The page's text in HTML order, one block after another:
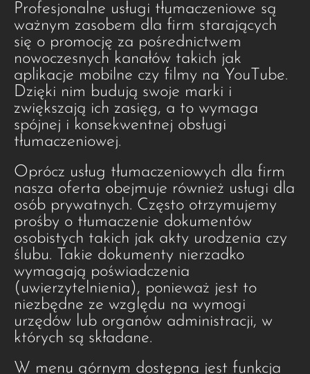
Profesjonalne usługi tłumaczeniowe są
ważnym zasobem dla firm starających
się o promocję za pośrednictwem
nowoczesnych kanałów takich jak
aplikacje mobilne czy filmy na YouTube.
Dzięki nim budują swoje marki i
zwiększają ich zasięg, a to wymaga
spójnej i konsekwentnej obsługi
tłumaczeniowej.
Oprócz usług tłumaczeniowych dla firm
nasza oferta obejmuje również usługi dla
osób prywatnych. Często otrzymujemy
prośby o tłumaczenie dokumentów
osobistych takich jak akty urodzenia czy
ślubu. Takie dokumenty nierzadko
wymagają poświadczenia
(uwierzytelnienia), ponieważ jest to
niezbędne ze względu na wymogi
urzędów lub organów administracji, w
których są składane.
W menu górnym dostępna jest funkcja